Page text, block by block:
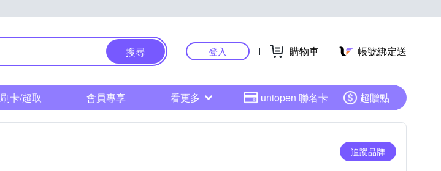
搜尋 登入 購物車 帳號綁定送
刷卡/超取 會員專享 看更多 uniopen 聯名卡 超贈點
追蹤品牌